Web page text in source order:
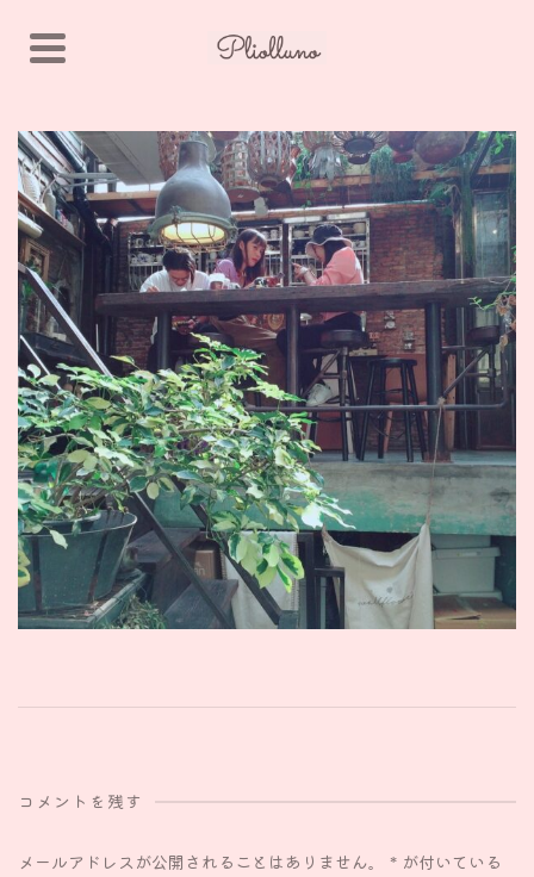
コメントを残す
メールアドレスが公開されることはありません。 * が付いている